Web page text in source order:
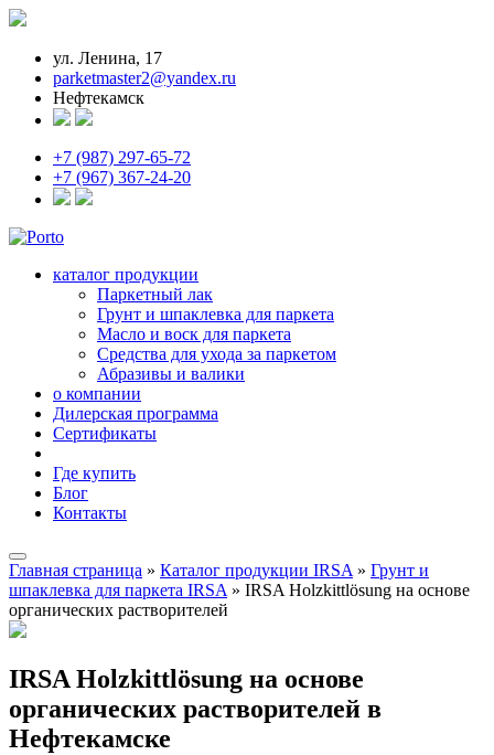
ул. Ленина, 17
parketmaster2@yandex.ru
Нефтекамск
+7 (987) 297-65-72
+7 (967) 367-24-20
каталог продукции
Паркетный лак
Грунт и шпаклевка для паркета
Масло и воск для паркета
Средства для ухода за паркетом
Абразивы и валики
о компании
Дилерская программа
Сертификаты
Где купить
Блог
Контакты
Главная страница » Каталог продукции IRSA » Грунт и
шпаклевка для паркета IRSA » IRSA Holzkittlösung на основе
органических растворителей
IRSA Holzkittlösung на основе
органических растворителей в
Нефтекамске